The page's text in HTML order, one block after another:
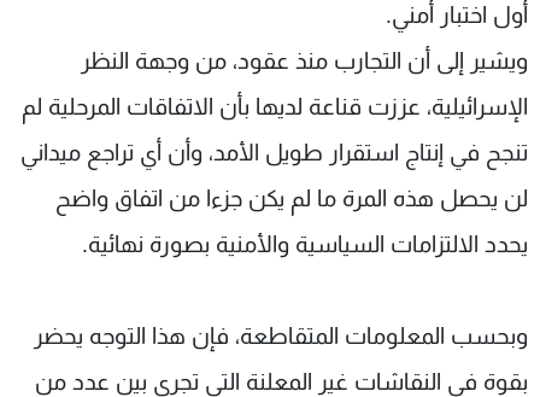
أول اختبار أمني.
ويشير إلى أن التجارب منذ عقود، من وجهة النظر
الإسرائيلية، عززت قناعة لديها بأن الاتفاقات المرحلية لم
تنجح في إنتاج استقرار طويل الأمد، وأن أي تراجع ميداني
لن يحصل هذه المرة ما لم يكن جزءا من اتفاق واضح
يحدد الالتزامات السياسية والأمنية بصورة نهائية.
وبحسب المعلومات المتقاطعة، فإن هذا التوجه يحضر
بقوة في النقاشات غير المعلنة التي تجري بين عدد من